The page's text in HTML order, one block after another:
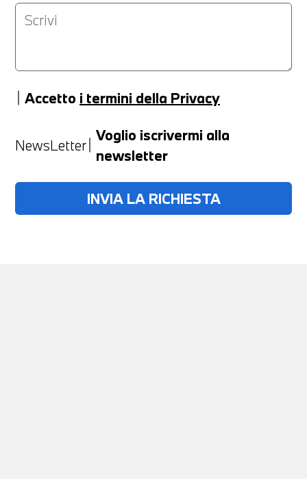
Accetto i termini della Privacy
NewsLetter
Voglio iscrivermi alla
newsletter